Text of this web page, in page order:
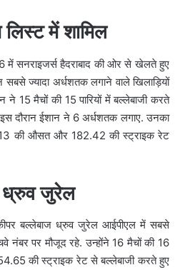
में शामिल
सनराइजर्स हैदराबाद की ओर से खेलते हुए
ज्यादा अर्धशतक लगाने वाले खिलाड़ियों
ने 15 मैचों की 15 पारियों में बल्लेबाजी करते
दौरान ईशान ने 6 अर्धशतक लगाए. उनका
की औसत और 182.42 की स्ट्राइक रेट
ध्रुव जुरेल
बल्लेबाज ध्रुव जुरेल आईपीएल में सबसे
नंबर पर मौजूद रहे. उन्होंने 16 मैचों की 16
की स्ट्राइक रेट से बल्लेबाजी करते हुए